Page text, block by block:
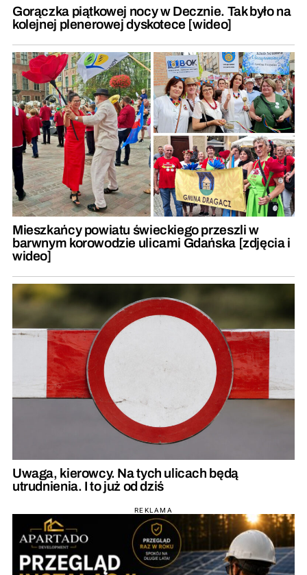
Gorączka piątkowej nocy w Decznie. Tak było na
kolejnej plenerowej dyskotece [wideo]
Mieszkańcy powiatu świeckiego przeszli w
barwnym korowodzie ulicami Gdańska [zdjęcia i
wideo]
Uwaga, kierowcy. Na tych ulicach będą
utrudnienia. I to już od dziś
REKLAMA